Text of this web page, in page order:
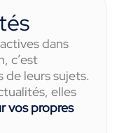
dans
c’est
leurs sujets.
elles
vos propres